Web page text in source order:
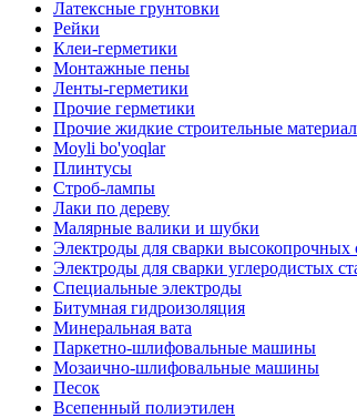
Латексные грунтовки
Рейки
Клеи-герметики
Монтажные пены
Ленты-герметики
Прочие герметики
Прочие жидкие строительные
Moyli bo'yoqlar
Плинтусы
Строб-лампы
Лаки по дереву
Малярные валики и шубки
Электроды для сварки высокопрочных
Электроды для сварки углеродистых
Специальные электроды
Битумная гидроизоляция
Минеральная вата
Паркетно-шлифовальные машины
Мозаично-шлифовальные машины
Песок
Всепенный полиэтилен